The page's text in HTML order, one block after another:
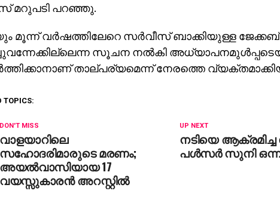
മറുപടി പറഞ്ഞു.
മൂന്ന് വര്‍ഷത്തിലേറെ സര്‍വീസ് ബാക്കിയുള്ള
സൂചന നല്‍കി
താല്പര്യമെന്ന് നേരത്തെ
TOPICS:
UP NEXT
നടിയെ
പള്‍സര്‍ സുനി
DON'T MISS
വാളയാറിലെ
സഹോദരിമാരുടെ മരണം;
അയല്‍വാസിയായ 17
വയസ്സുകാരന്‍ അറസ്റ്റില്‍